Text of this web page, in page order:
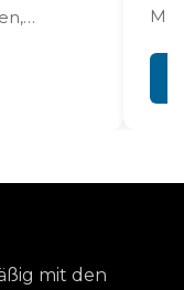
für
mit den